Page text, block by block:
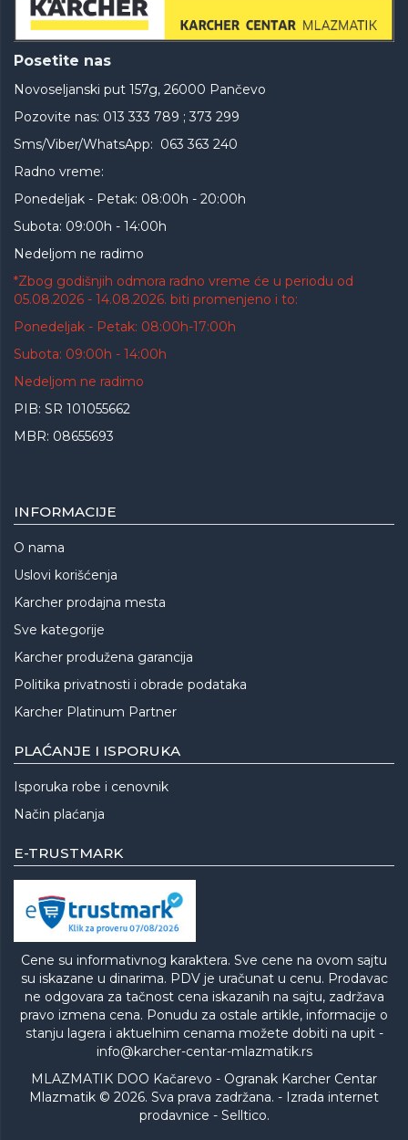
Posetite nas
Novoseljanski put 157g, 26000 Pančevo
Pozovite nas: 013 333 789 ; 373 299
Sms/Viber/WhatsApp: 063 363 240
Radno vreme:
Ponedeljak - Petak: 08:00h - 20:00h
Subota: 09:00h - 14:00h
Nedeljom ne radimo
*Zbog godišnjih odmora radno vreme će u periodu od
05.08.2026 - 14.08.2026. biti promenjeno i to:
Ponedeljak - Petak: 08:00h-17:00h
Subota: 09:00h - 14:00h
Nedeljom ne radimo
PIB: SR 101055662
MBR: 08655693
INFORMACIJE
O nama
Uslovi korišćenja
Karcher prodajna mesta
Sve kategorije
Karcher produžena garancija
Politika privatnosti i obrade podataka
Karcher Platinum Partner
PLAĆANJE I ISPORUKA
Isporuka robe i cenovnik
Način plaćanja
E-TRUSTMARK
Cene su informativnog karaktera. Sve cene na ovom sajtu
su iskazane u dinarima. PDV je uračunat u cenu. Prodavac
ne odgovara za tačnost cena iskazanih na sajtu, zadržava
pravo izmena cena. Ponudu za ostale artikle, informacije o
stanju lagera i aktuelnim cenama možete dobiti na upit -
info@karcher-centar-mlazmatik.rs
MLAZMATIK DOO Kačarevo - Ogranak Karcher Centar
Mlazmatik © 2026. Sva prava zadržana. - Izrada internet
prodavnice - Selltico.